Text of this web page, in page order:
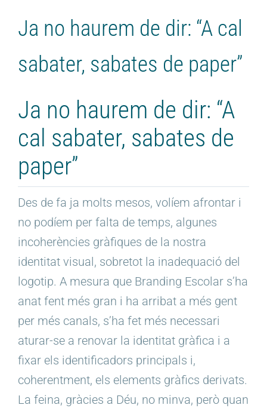
Ja no haurem de dir: “A cal
sabater, sabates de paper”
Ja no haurem de dir: “A
cal sabater, sabates de
paper”
Des de fa ja molts mesos, volíem afrontar i
no podíem per falta de temps, algunes
incoherències gràfiques de la nostra
identitat visual, sobretot la inadequació del
logotip. A mesura que Branding Escolar s’ha
anat fent més gran i ha arribat a més gent
per més canals, s’ha fet més necessari
aturar-se a renovar la identitat gràfica i a
fixar els identificadors principals i,
coherentment, els elements gràfics derivats.
La feina, gràcies a Déu, no minva, però quan